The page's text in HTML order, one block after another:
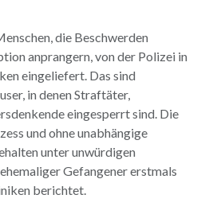
die Beschwerden
anprangern, von der Polizei in
eingeliefert. Das sind
in denen Straftäter,
eingesperrt sind. Die
und ohne unabhängige
unter unwürdigen
Gefangener erstmals
berichtet.